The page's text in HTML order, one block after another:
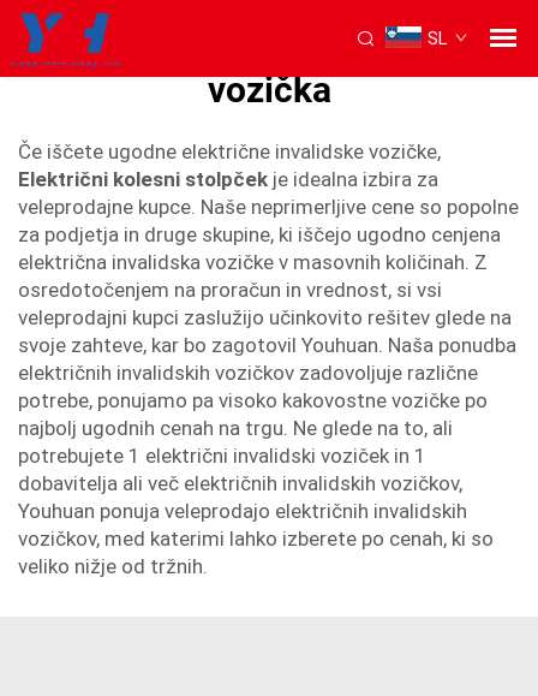
SL
cena električnega invalidskega
vozička
Če iščete ugodne električne invalidske vozičke,
Električni kolesni stolpček je idealna izbira za
veleprodajne kupce. Naše neprimerljive cene so popolne
za podjetja in druge skupine, ki iščejo ugodno cenjena
električna invalidska vozičke v masovnih količinah. Z
osredotočenjem na proračun in vrednost, si vsi
veleprodajni kupci zaslužijo učinkovito rešitev glede na
svoje zahteve, kar bo zagotovil Youhuan. Naša ponudba
električnih invalidskih vozičkov zadovoljuje različne
potrebe, ponujamo pa visoko kakovostne vozičke po
najbolj ugodnih cenah na trgu. Ne glede na to, ali
potrebujete 1 električni invalidski voziček in 1
dobavitelja ali več električnih invalidskih vozičkov,
Youhuan ponuja veleprodajo električnih invalidskih
vozičkov, med katerimi lahko izberete po cenah, ki so
veliko nižje od tržnih.